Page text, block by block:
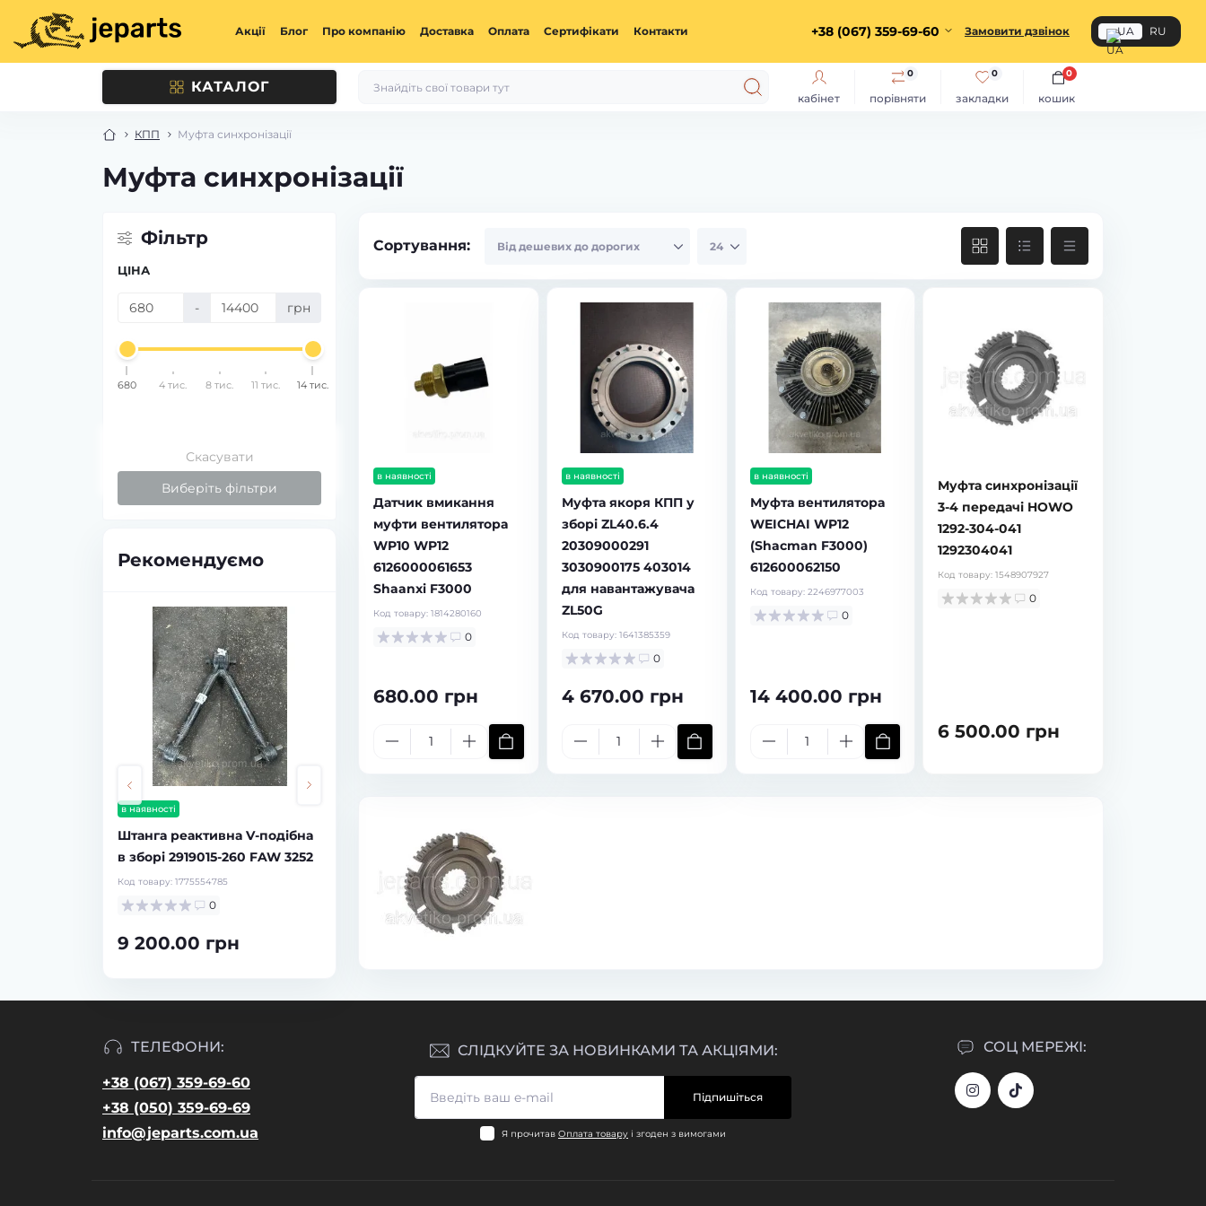
Акції Блог Про компанію Доставка Оплата Сертифікати Контакти +38 (067) 359-69-60 Замовити дзвінок UA RU
КАТАЛОГ
кабінет порівняти
0
закладки
0
кошик
0
КПП Муфта синхронізації
Муфта синхронізації
Фільтр
ЦІНА
- грн
680 4 тис. 8 тис. 11 тис. 14 тис.
Скасувати
Виберіть фільтри
Рекомендуємо
в наявності
Шланги до клапана КПП
Fuller 9JS 55518 / 55522 / 55523
(к-т 3 шт)
Код товару:1940431866
0
1 200.00 грн
Тріскачка задня (важіль
0
1 440.00 грн
Тріскачка задня (важіль
Тріскачка гальмівна (важіль
Сортування:
в наявності
Датчик вмикання
муфти вентилятора
WP10 WP12
6126000061653
Shaanxi F3000
Код товару: 1814280160
0
680.00 грн
в наявності
Муфта якоря КПП у
зборі ZL40.6.4
20309000291
3030900175 403014
для навантажувача
ZL50G
Код товару: 1641385359
0
4 670.00 грн
в наявності
Муфта вентилятора
WEICHAI WP12
(Shacman F3000)
612600062150
Код товару: 2246977003
0
14 400.00 грн
Муфта синхронізації
3-4 передачі HOWO
1292-304-041
1292304041
Код товару:1548907927
0
6 500.00 грн
ТЕЛЕФОНИ:
+38 (067) 359-69-60
+38 (050) 359-69-69
info@jeparts.com.ua
СОЦ МЕРЕЖІ:
СЛІДКУЙТЕ ЗА НОВИНКАМИ ТА АКЦІЯМИ:
Підпишіться
Я прочитав Оплата товару і згоден з вимогами